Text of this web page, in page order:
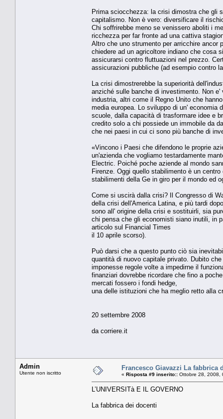
Prima sciocchezza: la crisi dimostra che gli
capitalismo. Non è vero: diversificare il
Chi soffrirebbe meno se venissero aboliti i
ricchezza per far fronte ad una cattiva
Altro che uno strumento per arricchire ancor
chiedere ad un agricoltore indiano che cosa
assicurarsi contro fluttuazioni nel prezzo.
assicurazioni pubbliche (ad esempio contro
La crisi dimostrerebbe la superiorità
anziché sulle banche di investimento. Non
industria, altri come il Regno Unito che
media europea. Lo sviluppo di un' economia
scuole, dalla capacità di trasformare idee e
credito solo a chi possiede un immobile da
che nei paesi in cui ci sono più banche di
«Vincono i Paesi che difendono le proprie
un'azienda che vogliamo testardamente
Electric. Poiché poche aziende al mondo
Firenze. Oggi quello stabilimento è un
stabilimenti della Ge in giro per il mondo ed
Come si uscirà dalla crisi? Il Congresso di
della crisi dell'America Latina, e più tardi
sono all' origine della crisi e sostituirli, sia
chi pensa che gli economisti siano inutili, in
articolo sul Financial Times
il 10 aprile scorso).
Può darsi che a questo punto ciò sia
quantità di nuovo capitale privato. Dubito
imponesse regole volte a impedirne il
finanziari dovrebbe ricordare che fino a
mercati fossero i fondi hedge,
una delle istituzioni che ha meglio retto alla
20 settembre 2008
da corriere.it
Admin
Utente non iscritto
Francesco Giavazzi La fabbrica
« Risposta #9 inserito:: Ottobre 28, 2008,
L’UNIVERSITà E IL GOVERNO
La fabbrica dei docenti